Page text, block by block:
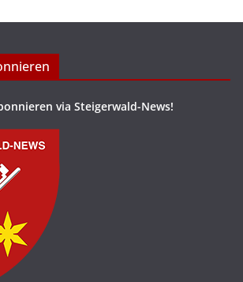
via Steigerwald-News!